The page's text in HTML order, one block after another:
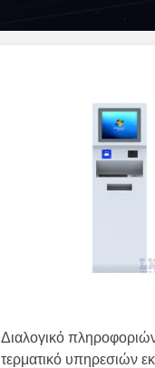
Διαλογικό
τερματικό υπηρεσιών